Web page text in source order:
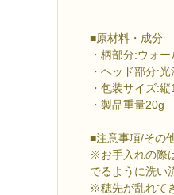
■原材料・成分
・柄部分:ウォ
・ヘッド部分:
・包装サイズ:
・製品重量20g
■注意事項/その
※お手入れの際
でるように洗い
※穂先が乱れて